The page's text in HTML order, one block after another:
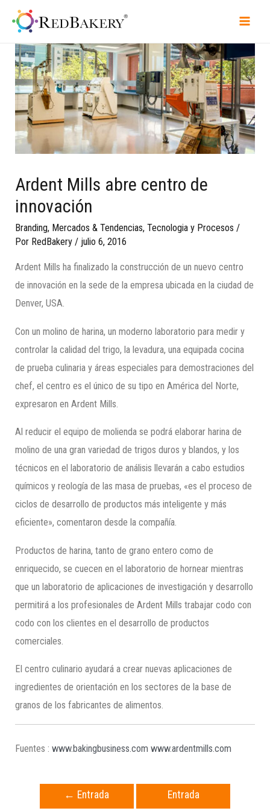
Ardent Mills abre centro de
innovación
Branding, Mercados & Tendencias,Tecnologia y Procesos /
Por RedBakery / julio 6, 2016
Ardent Mills ha finalizado la construcción de un nuevo centro
de innovación en la sede de la empresa ubicada en la ciudad de
Denver, USA.
Con un molino de harina, un moderno laboratorio para medir y
controlar la calidad del trigo, la levadura, una equipada cocina
de prueba culinaria y áreas especiales para demostraciones del
chef, el centro es el único de su tipo en América del Norte,
expresaron en Ardent Mills.
Al reducir el equipo de molienda se podrá elaborar harina de
molino de una gran variedad de trigos duros y blandos, y los
técnicos en el laboratorio de análisis llevarán a cabo estudios
químicos y reología de las masa de pruebas, «es el proceso de
ciclos de desarrollo de productos más inteligente y más
eficiente», comentaron desde la compañía.
Productos de harina, tanto de grano entero como de
enriquecido, se cuecen en el laboratorio de hornear mientras
que un laboratorio de aplicaciones de investigación y desarrollo
permitirá a los profesionales de Ardent Mills trabajar codo con
codo con los clientes en el desarrollo de productos
comerciales.
El centro culinario ayudará a crear nuevas aplicaciones de
ingredientes de orientación en los sectores de la base de
granos de los fabricantes de alimentos.
Fuentes : www.bakingbusiness.com www.ardentmills.com
← Entrada Entrada